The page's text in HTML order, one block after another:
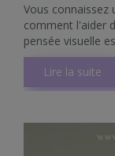
Vous connaissez
comment l'aider
pensée visuelle
Lire la suite